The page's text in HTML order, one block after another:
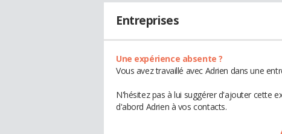
Entreprises
Une expérience absente ?
Vous avez travaillé avec Adrien dans une
N'hésitez pas à lui suggérer d'ajouter cette
d'abord Adrien à vos contacts.